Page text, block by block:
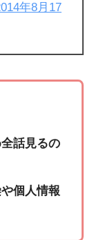
年8月17
話見るの
個人情報